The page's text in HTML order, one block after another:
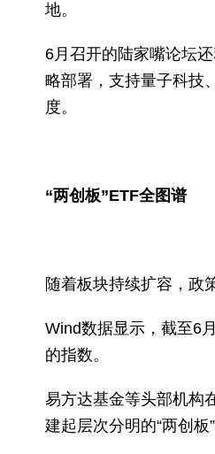
地。
6月召开的陆家嘴论坛
略部署，支持量子科技
度。
“两创板”ETF全图谱
随着板块持续扩容，政
Wind数据显示，截至6
的指数。
易方达基金等头部机构
建起层次分明的“两创板